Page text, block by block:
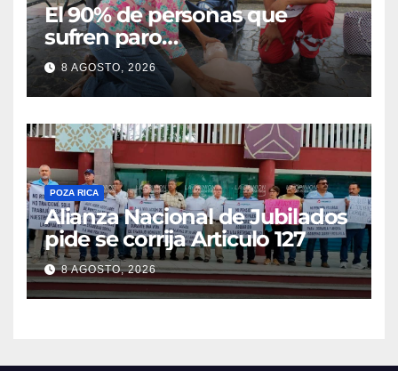
El 90% de personas que
sufren paro
cardiorrespiratorio mueren
8 AGOSTO, 2026
POZA RICA
Alianza Nacional de Jubilados
pide se corrija Articulo 127
8 AGOSTO, 2026